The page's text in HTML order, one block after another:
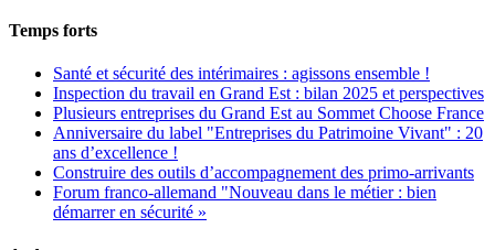
Temps forts
Santé et sécurité des intérimaires : agissons ensemble !
Inspection du travail en Grand Est : bilan 2025 et perspectives
Plusieurs entreprises du Grand Est au Sommet Choose France
Anniversaire du label "Entreprises du Patrimoine Vivant" : 20
ans d’excellence !
Construire des outils d’accompagnement des primo-arrivants
Forum franco-allemand "Nouveau dans le métier : bien
démarrer en sécurité »